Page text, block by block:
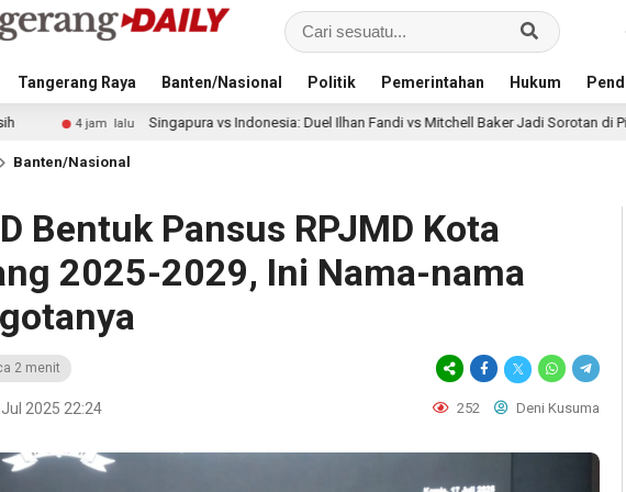
Tangerang Raya Banten/Nasional Politik Pemerintahan Hukum
vs Indonesia: Duel Ilhan Fandi vs Mitchell Baker Jadi Sorotan di Piala AFF 2026 5 jam
Banten/Nasional
Bentuk Pansus RPJMD Kota
2025-2029, Ini Nama-nama
2 menit
2025 22:24 252 Deni Kusuma